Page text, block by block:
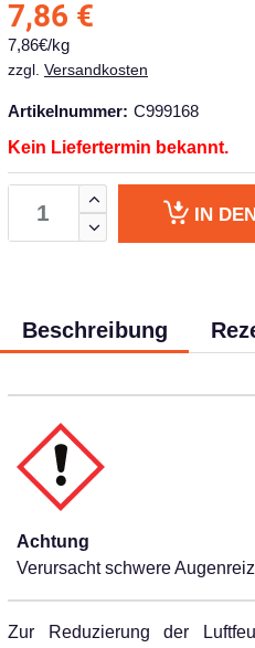
7,86 €
7,86€/kg
zzgl. Versandkosten
Artikelnummer: C999168
Kein Liefertermin bekannt.
IN
Beschreibung
Achtung
Verursacht schwere
Zur Reduzierung der